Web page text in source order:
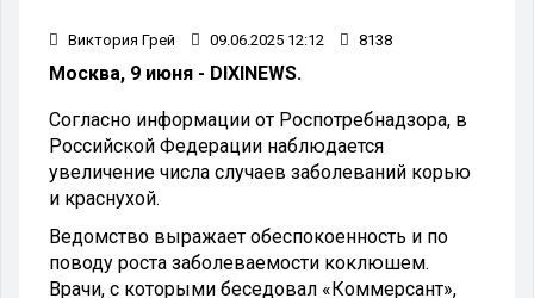
Виктория Грей 09.06.2025 12:12 8138
Москва, 9 июня - DIXINEWS.
Согласно информации от Роспотребнадзора, в
Российской Федерации наблюдается
увеличение числа случаев заболеваний корью
и краснухой.
Ведомство выражает обеспокоенность и по
поводу роста заболеваемости коклюшем.
Врачи, с которыми беседовал «Коммерсант»,